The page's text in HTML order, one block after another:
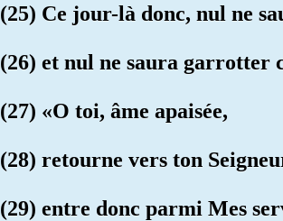
(25) Ce jour-là donc, nul ne
(26) et nul ne saura garrotter
(27) «O toi, âme apaisée,
(28) retourne vers ton
(29) entre donc parmi Mes